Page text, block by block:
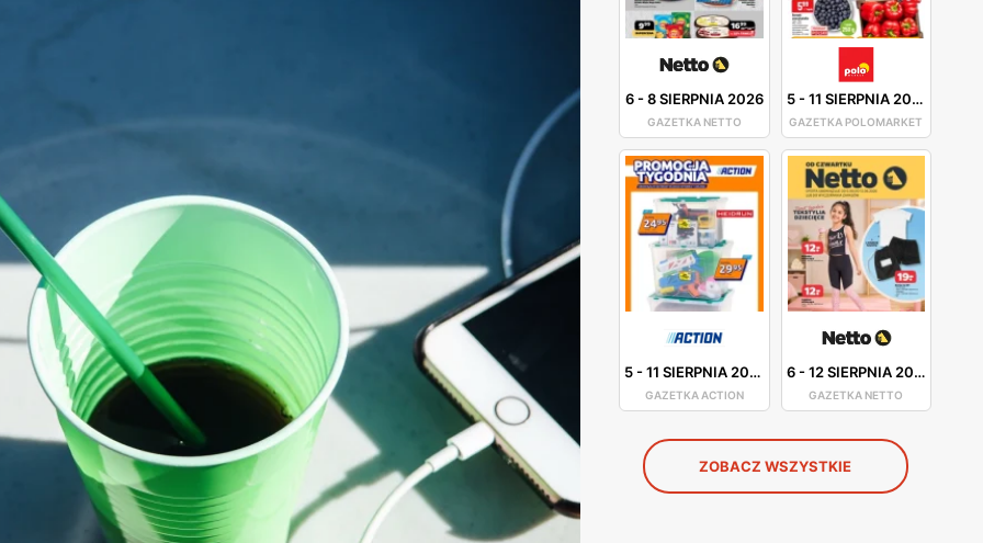
6-8 SIERPNIA 2026
GAZETKA NETTO
5-11 SIERPNIA 2026
GAZETKA POLOMARKET
5-11 SIERPNIA 2026
GAZETKA ACTION
6-12 SIERPNIA 2026
GAZETKA NETTO
ZOBACZ WSZYSTKIE